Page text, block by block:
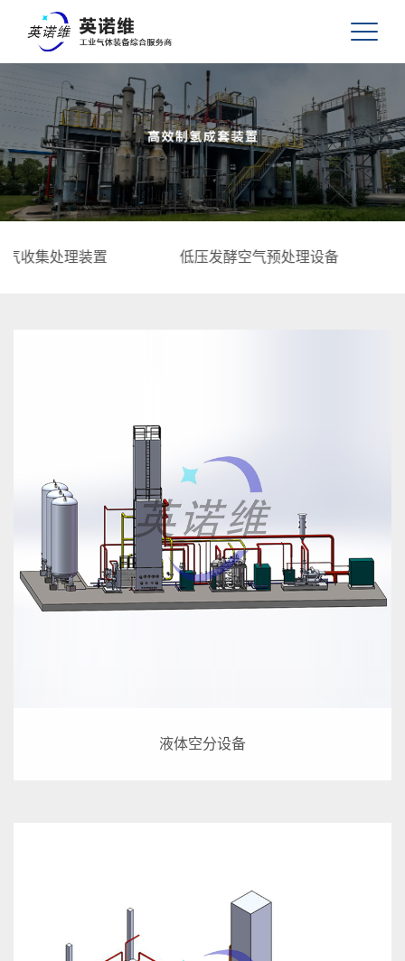
置 低压发酵空气预处理设备 其他设备
液体空分设备